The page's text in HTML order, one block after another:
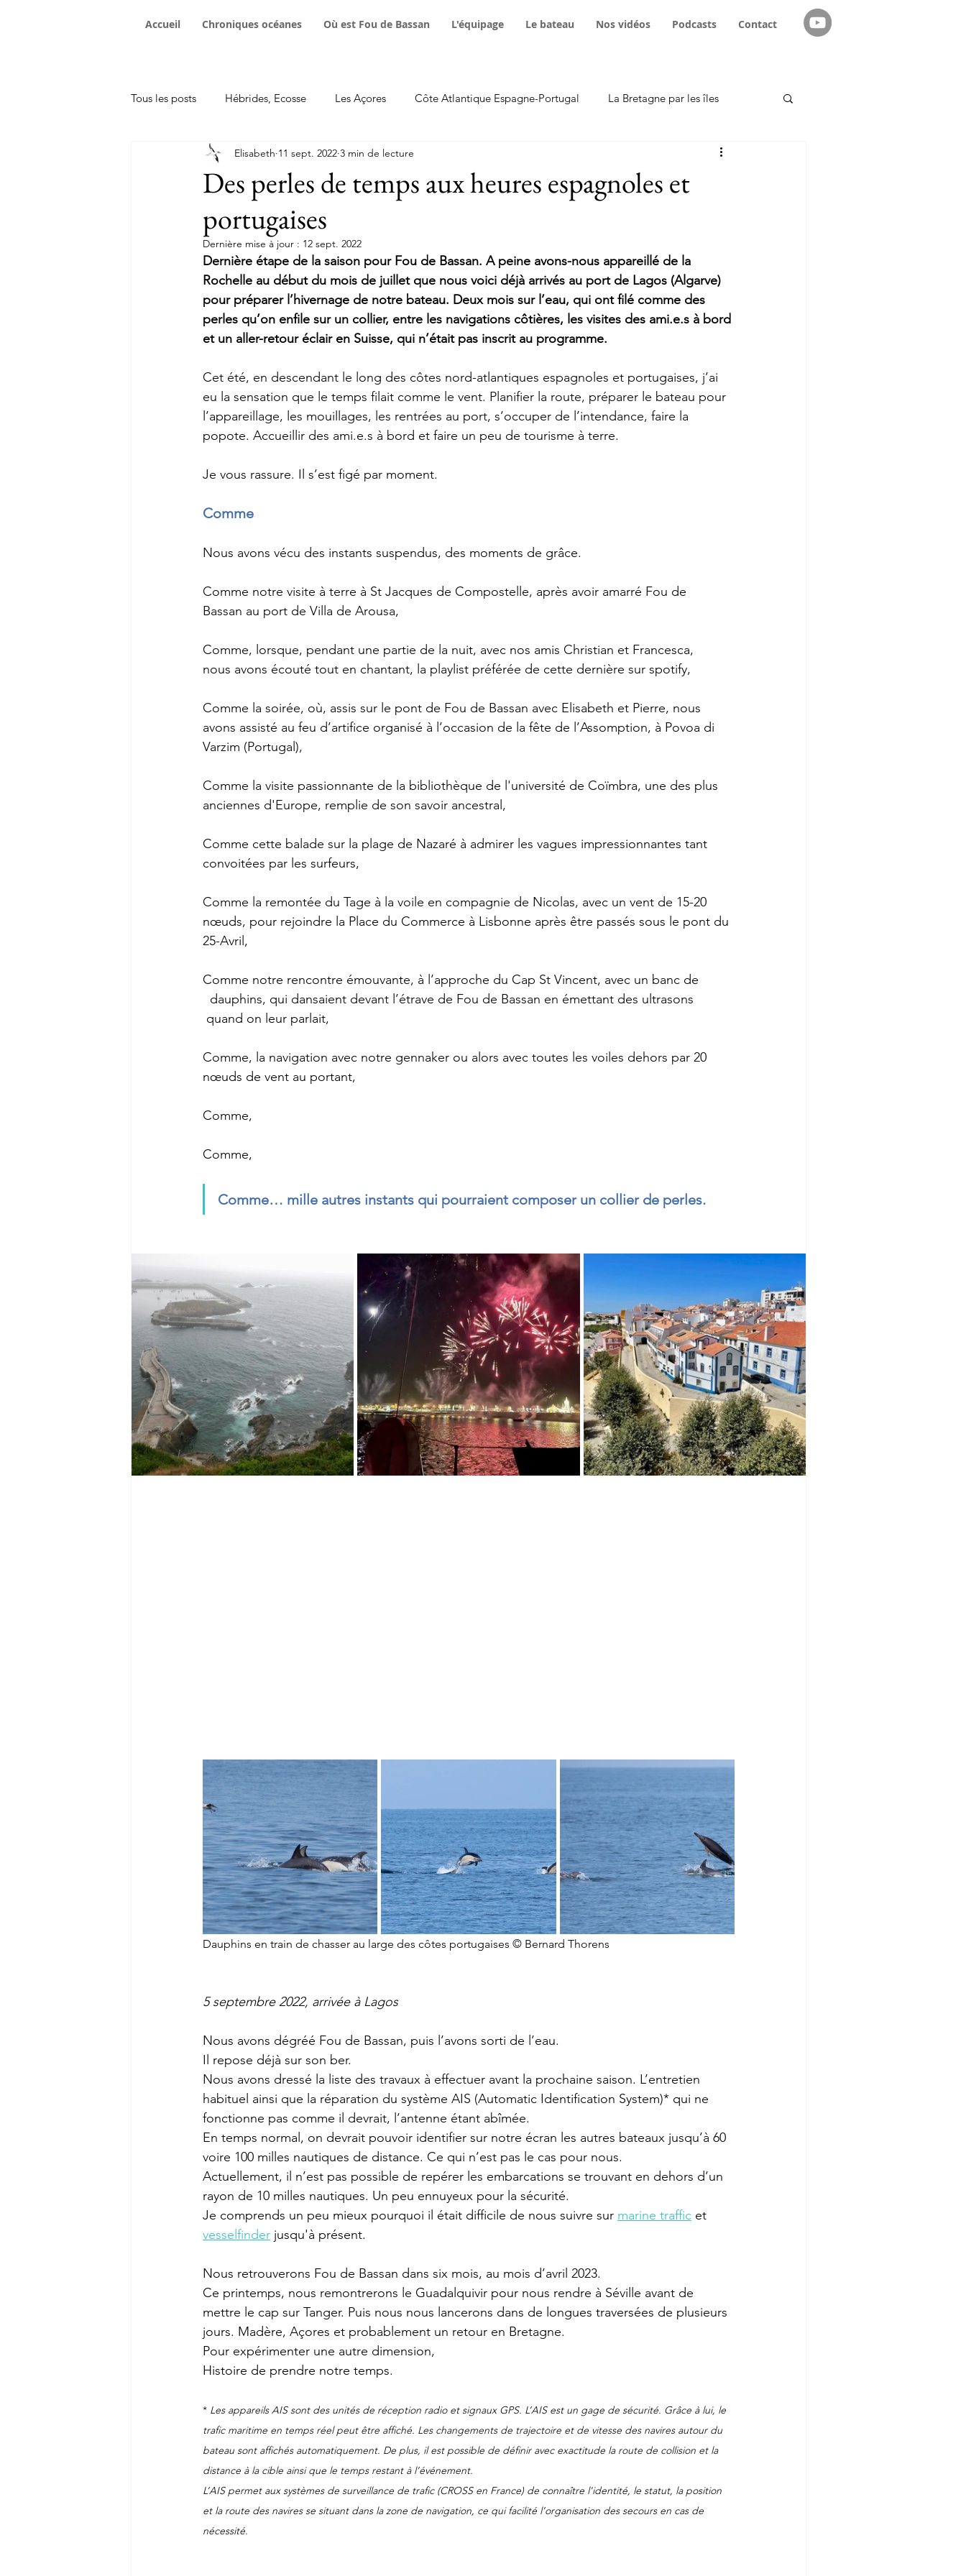
Accueil Chroniques océanes Où est Fou de Bassan L'équipage Le bateau Nos vidéos Podcasts Contact
Tous les posts Hébrides, Ecosse Les Açores Côte Atlantique Espagne-Portugal La Bretagne par les îles
Traversées Achat bateau Avaries Equipement technique Femmes navigatrices
rencontres sur les pontons
Des perles de temps aux heures espagnoles et
portugaises
Elisabeth 11 sept. 2022 3 min de lecture
Dernière mise à jour : 12 sept. 2022
Dernière étape de la saison pour Fou de Bassan. A peine avons-nous appareillé de la
Rochelle au début du mois de juillet que nous voici déjà arrivés au port de Lagos (Algarve)
pour préparer l’hivernage de notre bateau. Deux mois sur l’eau, qui ont filé comme des
perles qu’on enfile sur un collier, entre les navigations côtières, les visites des ami.e.s à bord
et un aller-retour éclair en Suisse, qui n’était pas inscrit au programme.
Cet été, en descendant le long des côtes nord-atlantiques espagnoles et portugaises, j’ai
eu la sensation que le temps filait comme le vent. Planifier la route, préparer le bateau pour
l’appareillage, les mouillages, les rentrées au port, s’occuper de l’intendance, faire la
popote. Accueillir des ami.e.s à bord et faire un peu de tourisme à terre.
Je vous rassure. Il s’est figé par moment.
Comme
Nous avons vécu des instants suspendus, des moments de grâce.
Comme notre visite à terre à St Jacques de Compostelle, après avoir amarré Fou de
Bassan au port de Villa de Arousa,
Comme, lorsque, pendant une partie de la nuit, avec nos amis Christian et Francesca,
nous avons écouté tout en chantant, la playlist préférée de cette dernière sur spotify,
Comme la soirée, où, assis sur le pont de Fou de Bassan avec Elisabeth et Pierre, nous
avons assisté au feu d’artifice organisé à l’occasion de la fête de l’Assomption, à Povoa di
Varzim (Portugal),
Comme la visite passionnante de la bibliothèque de l'université de Coïmbra, une des plus
anciennes d'Europe, remplie de son savoir ancestral,
Comme cette balade sur la plage de Nazaré à admirer les vagues impressionnantes tant
convoitées par les surfeurs,
Comme la remontée du Tage à la voile en compagnie de Nicolas, avec un vent de 15-20
nœuds, pour rejoindre la Place du Commerce à Lisbonne après être passés sous le pont du
25-Avril,
Comme notre rencontre émouvante, à l’approche du Cap St Vincent, avec un banc de
  dauphins, qui dansaient devant l’étrave de Fou de Bassan en émettant des ultrasons
quand on leur parlait,
Comme, la navigation avec notre gennaker ou alors avec toutes les voiles dehors par 20
nœuds de vent au portant,
Comme,
Comme,
Comme… mille autres instants qui pourraient composer un collier de perles.
Dauphins en train de chasser au large des côtes portugaises © Bernard Thorens
5 septembre 2022, arrivée à Lagos
Nous avons dégréé Fou de Bassan, puis l’avons sorti de l’eau.
Il repose déjà sur son ber.
Nous avons dressé la liste des travaux à effectuer avant la prochaine saison. L’entretien
habituel ainsi que la réparation du système AIS (Automatic Identification System)* qui ne
fonctionne pas comme il devrait, l’antenne étant abîmée.
En temps normal, on devrait pouvoir identifier sur notre écran les autres bateaux jusqu’à 60
voire 100 milles nautiques de distance. Ce qui n’est pas le cas pour nous.
Actuellement, il n’est pas possible de repérer les embarcations se trouvant en dehors d’un
rayon de 10 milles nautiques. Un peu ennuyeux pour la sécurité.
Je comprends un peu mieux pourquoi il était difficile de nous suivre sur marine traffic et
vesselfinder jusqu'à présent.
Nous retrouverons Fou de Bassan dans six mois, au mois d’avril 2023.
Ce printemps, nous remontrerons le Guadalquivir pour nous rendre à Séville avant de
mettre le cap sur Tanger. Puis nous nous lancerons dans de longues traversées de plusieurs
jours. Madère, Açores et probablement un retour en Bretagne.
Pour expérimenter une autre dimension,
Histoire de prendre notre temps.
* Les appareils AIS sont des unités de réception radio et signaux GPS. L’AIS est un gage de sécurité. Grâce à lui, le
trafic maritime en temps réel peut être affiché. Les changements de trajectoire et de vitesse des navires autour du
bateau sont affichés automatiquement. De plus, il est possible de définir avec exactitude la route de collision et la
distance à la cible ainsi que le temps restant à l’événement.
L’AIS permet aux systèmes de surveillance de trafic (CROSS en France) de connaître l'identité, le statut, la position
et la route des navires se situant dans la zone de navigation, ce qui facilité l’organisation des secours en cas de
nécessité.